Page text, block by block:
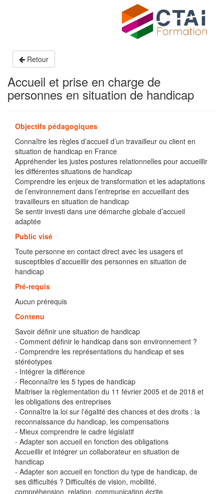
Retour
Accueil et prise en charge de
personnes en situation de handicap
Objectifs pédagogiques
Connaître les règles d’accueil d’un travailleur ou client en
situation de handicap en France
Appréhender les justes postures relationnelles pour accueillir
les différentes situations de handicap
Comprendre les enjeux de transformation et les adaptations
de l’environnement dans l’entreprise en accueillant des
travailleurs en situation de handicap
Se sentir investi dans une démarche globale d’accueil
adaptée
Public visé
Toute personne en contact direct avec les usagers et
susceptibles d’accueillir des personnes en situation de
handicap
Pré-requis
Aucun prérequis
Contenu
Savoir définir une situation de handicap
- Comment définir le handicap dans son environnement ?
- Comprendre les représentations du handicap et ses
stéréotypes
- Intégrer la différence
- Reconnaître les 5 types de handicap
Maitriser la règlementation du 11 février 2005 et de 2018 et
les obligations des entreprises
- Connaître la loi sur l’égalité des chances et des droits : la
reconnaissance du handicap, les compensations
- Mieux comprendre le cadre législatif
- Adapter son accueil en fonction des obligations
Accueillir et intégrer un collaborateur en situation de
handicap
- Adapter son accueil en fonction du type de handicap, de
ses difficultés ? Difficultés de vision, mobilité,
compréhension, relation, communication écrite,